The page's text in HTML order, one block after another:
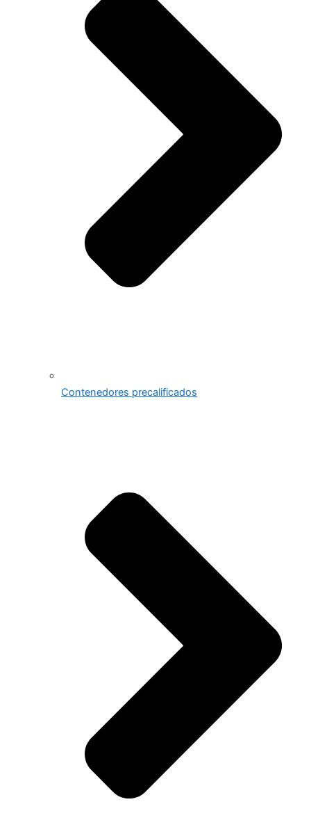
Contenedores precalificados